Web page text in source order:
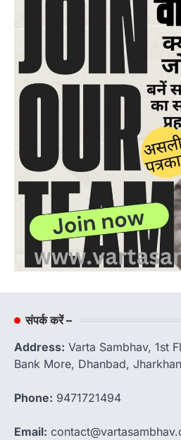
संपर्क करें –
Address: Varta Sambhav, 1st
Bank More, Dhanbad,
Phone: 9471721494
Email: